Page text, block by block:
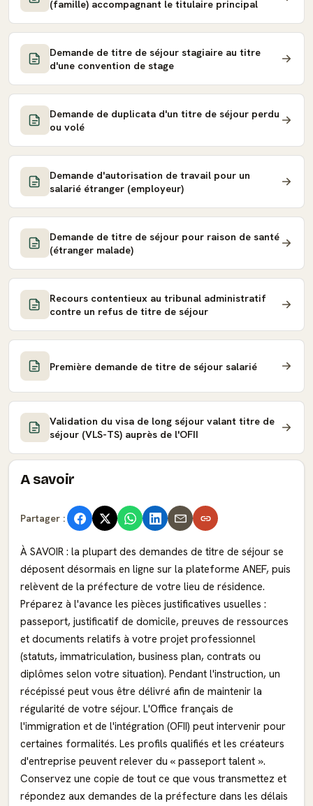
(famille) accompagnant le titulaire principal
Demande de titre de séjour stagiaire au titre
d'une convention de stage
Demande de duplicata d'un titre de séjour perdu
ou volé
Demande d'autorisation de travail pour un
salarié étranger (employeur)
Demande de titre de séjour pour raison de santé
(étranger malade)
Recours contentieux au tribunal administratif
contre un refus de titre de séjour
Première demande de titre de séjour salarié
Validation du visa de long séjour valant titre de
séjour (VLS-TS) auprès de l'OFII
A savoir
Partager :
À SAVOIR : la plupart des demandes de titre de séjour se
déposent désormais en ligne sur la plateforme ANEF, puis
relèvent de la préfecture de votre lieu de résidence.
Préparez à l'avance les pièces justificatives usuelles :
passeport, justificatif de domicile, preuves de ressources
et documents relatifs à votre projet professionnel
(statuts, immatriculation, business plan, contrats ou
diplômes selon votre situation). Pendant l'instruction, un
récépissé peut vous être délivré afin de maintenir la
régularité de votre séjour. L'Office français de
l'immigration et de l'intégration (OFII) peut intervenir pour
certaines formalités. Les profils qualifiés et les créateurs
d'entreprise peuvent relever du « passeport talent ».
Conservez une copie de tout ce que vous transmettez et
répondez aux demandes de la préfecture dans les délais